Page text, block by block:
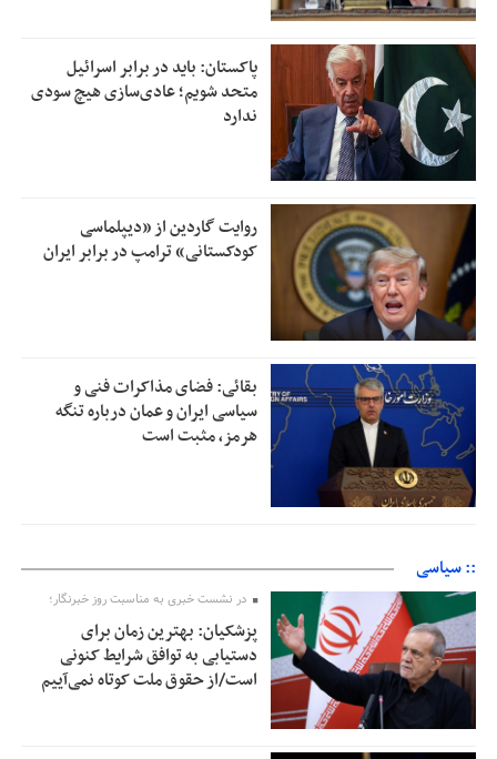
پاکستان: باید در برابر اسرائیل
متحد شویم؛ عادی‌سازی هیچ سودی
ندارد
روایت گاردین از «دیپلماسی
کودکستانی» ترامپ در برابر ایران
بقائی: فضای مذاکرات فنی و
سیاسی ایران و عمان درباره تنگه
هرمز، مثبت است
:: سیاسی
در نشست خبری به مناسبت روز خبرنگار؛
پزشکیان‌: بهترین زمان برای
دستیابی به توافق شرایط کنونی
است/از حقوق ملت کوتاه نمی‌آییم